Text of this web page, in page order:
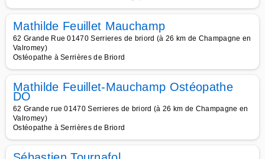
Mathilde Feuillet Mauchamp
62 Grande Rue 01470 Serrieres de briord (à 26 km de Champagne en
Valromey)
Ostéopathe à Serrières de Briord
Mathilde Feuillet-Mauchamp Ostéopathe
DO
62 Grande rue 01470 Serrieres de briord (à 26 km de Champagne en
Valromey)
Ostéopathe à Serrières de Briord